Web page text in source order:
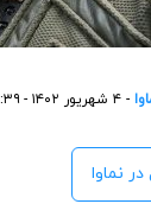
- ۴ شهریور ۱۴۰۲ - ۱۲:۳۹ ب.ظ
نماوا